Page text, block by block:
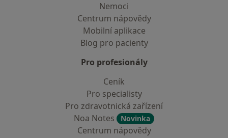
Nemoci
Centrum nápovědy
Mobilní aplikace
Blog pro pacienty
Pro profesionály
Ceník
Pro specialisty
Pro zdravotnická zařízení
Noa Notes
Novinka
Centrum nápovědy